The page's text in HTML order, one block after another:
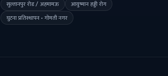
सुल्तानपुर रोड / अहमामऊ
आयुष्मान हड्डी रोग
घुटना प्रतिस्थापन · गोमती नगर